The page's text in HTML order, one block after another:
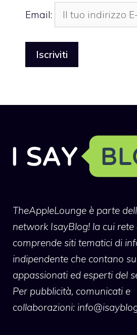
Email:
TheAppleLounge è parte
network IsayBlog! la cui rete
comprende siti tematici di
indipendente che contano
appassionati ed esperti del
Per pubblicità, comunicati e
collaborazioni: